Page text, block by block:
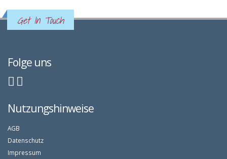
Get In Touch
Folge uns
Nutzungshinweise
AGB
Datenschutz
Impressum